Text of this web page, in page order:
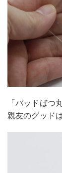
「バッドばつ
親友のグッド